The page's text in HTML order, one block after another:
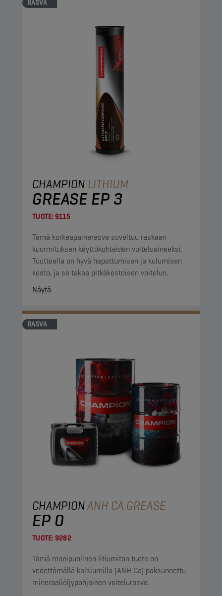
RASVA
CHAMPION LITHIUM
GREASE EP 3
TUOTE: 9115
Tämä korkeapainerasva soveltuu raskaan
kuormituksen käyttökohteiden voiteluaineeksi.
Tuotteella on hyvä hapettumisen ja kulumisen
kesto, ja se takaa pitkäkestoisen voitelun.
Näytä
RASVA
CHAMPIONANH CA GREASE
EP 0
TUOTE: 9282
Tämä monipuolinen litiumiton tuote on
vedettömällä kalsiumilla (ANH Ca) paksunnettu
mineraaliöljypohjainen voitelurasva.